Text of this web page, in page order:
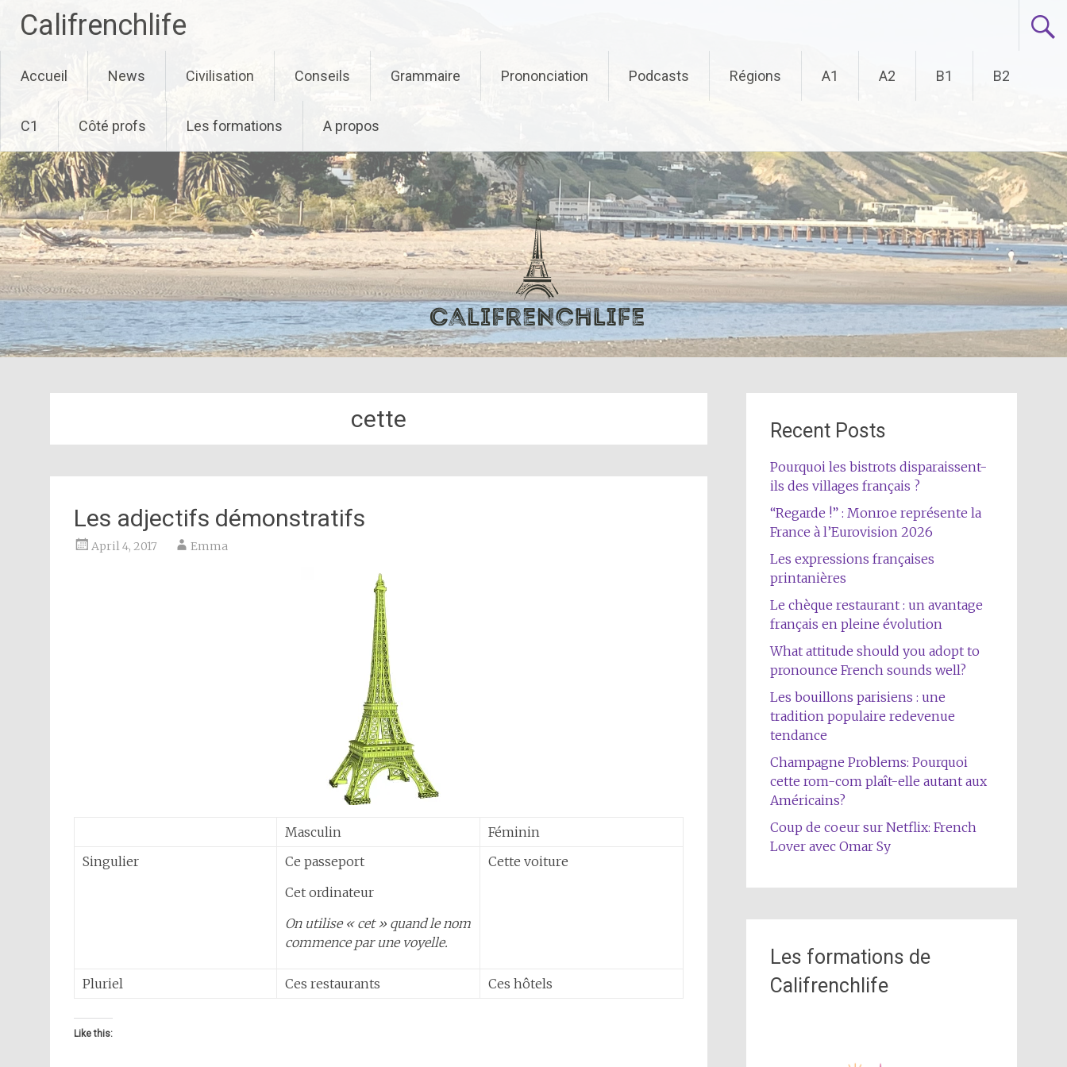
Califrenchlife
to
content
Accueil News Civilisation Conseils Grammaire Prononciation Podcasts Régions A1 A2 B1 B2
C1 Côté profs Les formations A propos
cette
Les adjectifs démonstratifs
April 4, 2017 Emma
Masculin
Féminin
Singulier
Ce passeport
Cet ordinateur
On utilise « cet » quand le nom
commence par une voyelle.
Cette voiture
Pluriel Ces restaurants Ces hôtels
Like this:
Recent Posts
Pourquoi les bistrots disparaissent-
ils des villages français ?
“Regarde !” : Monroe représente la
France à l’Eurovision 2026
Les expressions françaises
printanières
Le chèque restaurant : un avantage
français en pleine évolution
What attitude should you adopt to
pronounce French sounds well?
Les bouillons parisiens : une
tradition populaire redevenue
tendance
Champagne Problems: Pourquoi
cette rom-com plaît-elle autant aux
Américains?
Coup de coeur sur Netflix: French
Lover avec Omar Sy
Les formations de
Califrenchlife